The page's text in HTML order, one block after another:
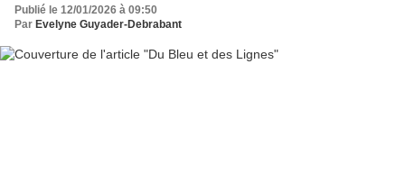
Publié le 12/01/2026 à 09:50
Par Evelyne Guyader-Debrabant